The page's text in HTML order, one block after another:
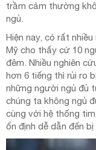
trầm cảm thường
ngủ.
Hiện nay, có rất
Mỹ cho thấy cứ 10
đêm. Nhiều nghiên
hơn 6 tiếng thì rủi ro
những người ngủ đủ
chúng ta không ngủ
cùng với hệ thống
ổn định dễ dẫn đến